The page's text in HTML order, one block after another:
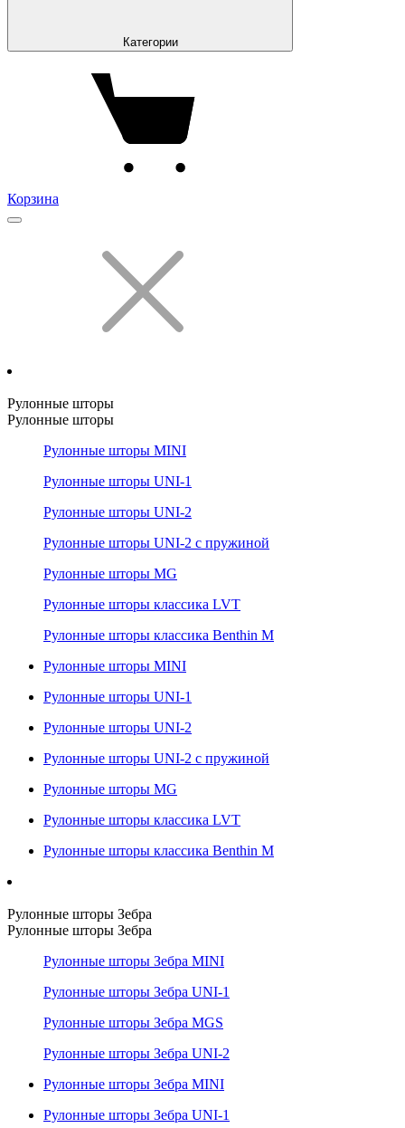
Категории
Корзина
Рулонные шторы
Рулонные шторы
Рулонные шторы MINI
Рулонные шторы UNI-1
Рулонные шторы UNI-2
Рулонные шторы UNI-2 с пружиной
Рулонные шторы MG
Рулонные шторы классика LVT
Рулонные шторы классика Benthin M
Рулонные шторы MINI
Рулонные шторы UNI-1
Рулонные шторы UNI-2
Рулонные шторы UNI-2 с пружиной
Рулонные шторы MG
Рулонные шторы классика LVT
Рулонные шторы классика Benthin M
Рулонные шторы Зебра
Рулонные шторы Зебра
Рулонные шторы Зебра MINI
Рулонные шторы Зебра UNI-1
Рулонные шторы Зебра MGS
Рулонные шторы Зебра UNI-2
Рулонные шторы Зебра MINI
Рулонные шторы Зебра UNI-1